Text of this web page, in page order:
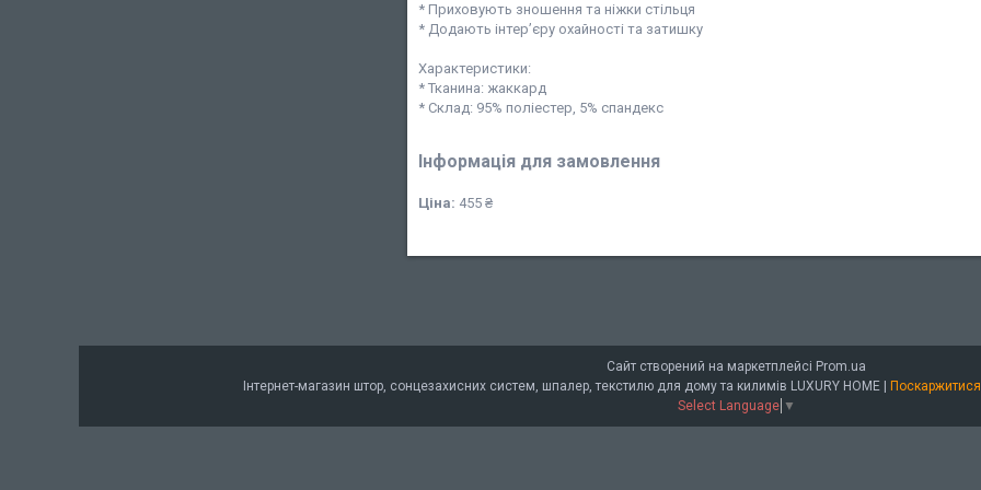
* Приховують зношення та ніжки стільця
* Додають інтер’єру охайності та затишку
Характеристики:
* Тканина: жаккард
* Склад: 95% поліестер, 5% спандекс
Інформація для замовлення
Ціна: 455 ₴
Сайт створений на маркетплейсі Prom.ua
Інтернет-магазин штор, сонцезахисних систем, шпалер, текстилю для дому та килимів LUXURY HOME |
Select Language ▼